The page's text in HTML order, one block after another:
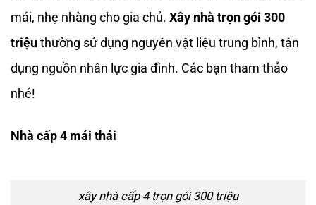
mái, nhẹ nhàng cho gia chủ. Xây nhà trọn gói 300
triệuthường sử dụng nguyên vật liệu trung bình, tận
dụng nguồn nhân lực gia đình. Các bạn tham thảo
nhé!
Nhà cấp 4 mái thái
xây nhà cấp 4 trọn gói 300 triệu